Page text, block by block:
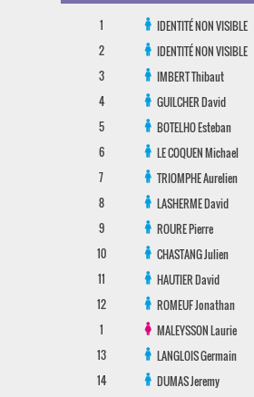
1 IDENTITÉ NON VISIBLE
2
IDENTITÉ NON VISIBLE
3
IMBERTThibaut
4
GUILCHERDavid
5
BOTELHOEsteban
6
LE COQUENMichael
7
TRIOMPHEAurelien
8
LASHERMEDavid
9
ROUREPierre
10
CHASTANGJulien
11
HAUTIERDavid
12
ROMEUFJonathan
1
MALEYSSONLaurie
13
LANGLOISGermain
14
DUMASJeremy